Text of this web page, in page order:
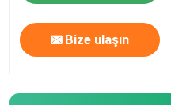
Bize ulaşın